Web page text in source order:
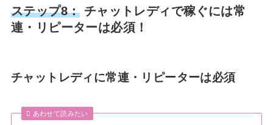
ステップ8： チャットレディで稼ぐには常
連・リピーターは必須！
チャットレディに常連・リピーターは必須
あわせて読みたい